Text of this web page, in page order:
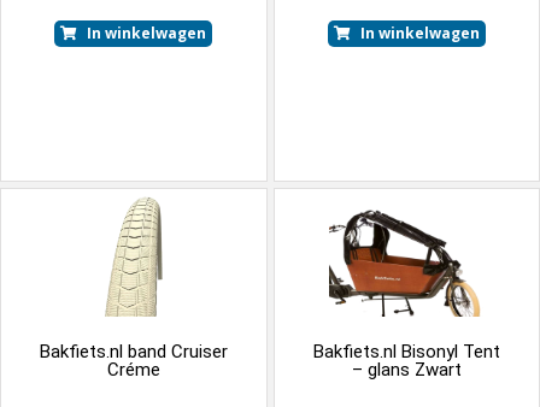
In winkelwagen In winkelwagen
Bakfiets.nl band Cruiser
Créme
Bakfiets.nl Bisonyl Tent
– glans Zwart